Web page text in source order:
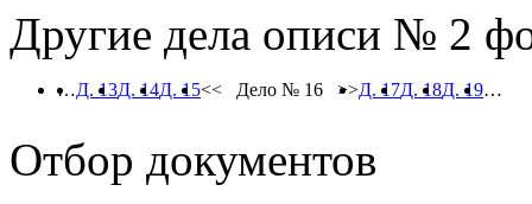
Другие дела описи № 2
…Д. 13Д. 14Д. 15<< Дело № 16 >>Д. 17Д. 18Д. 19…
Отбор документов